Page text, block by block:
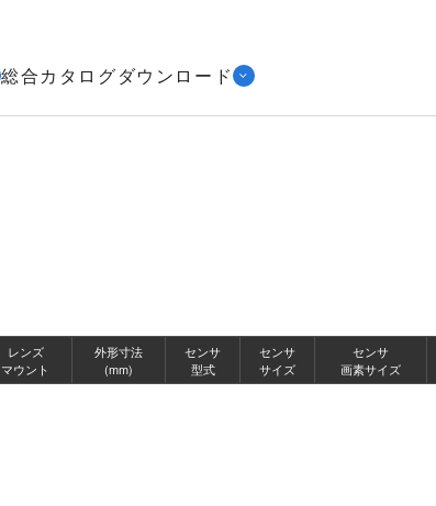
総合カタログダウンロード
レンズ
マウント
外形寸法
(mm)
センサ
型式
センサ
サイズ
センサ
画素サイズ